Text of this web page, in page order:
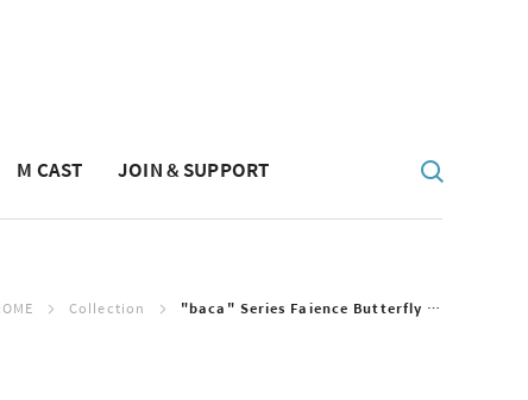
M CAST JOIN & SUPPORT
Collection "baca" Series Faience Butterfly Egg Vase